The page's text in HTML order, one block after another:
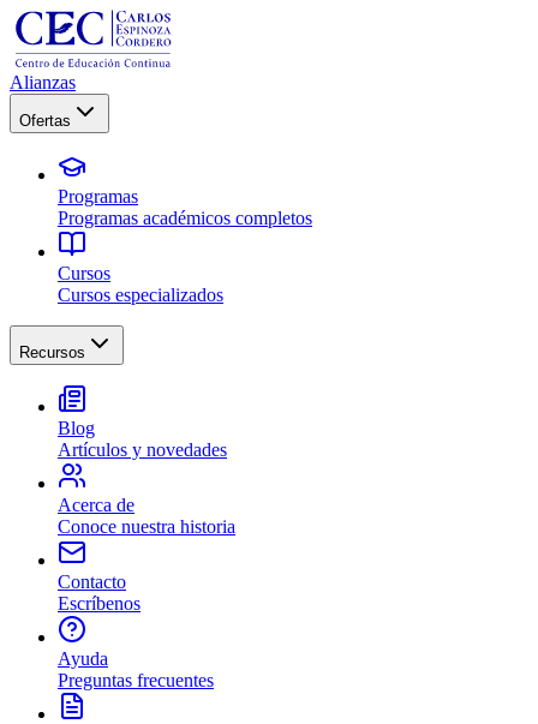
Alianzas
Ofertas
Programas
Programas académicos completos
Cursos
Cursos especializados
Recursos
Blog
Artículos y novedades
Acerca de
Conoce nuestra historia
Contacto
Escríbenos
Ayuda
Preguntas frecuentes